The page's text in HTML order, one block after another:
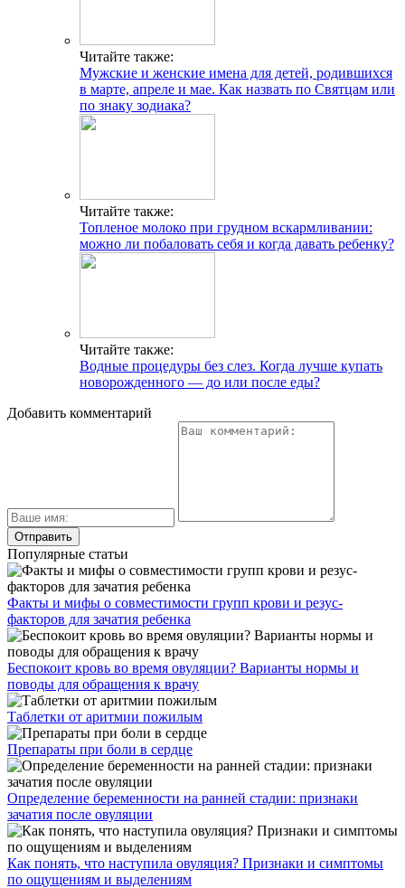
Читайте также:
Мужские и женские имена для детей, родившихся
в марте, апреле и мае. Как назвать по Святцам или
по знаку зодиака?
Читайте также:
Топленое молоко при грудном вскармливании:
можно ли побаловать себя и когда давать ребенку?
Читайте также:
Водные процедуры без слез. Когда лучше купать
новорожденного — до или после еды?
Добавить комментарий
Популярные статьи
Факты и мифы о совместимости групп крови и резус-
факторов для зачатия ребенка
Беспокоит кровь во время овуляции? Варианты нормы и
поводы для обращения к врачу
Таблетки от аритмии пожилым
Препараты при боли в сердце
Определение беременности на ранней стадии: признаки
зачатия после овуляции
Как понять, что наступила овуляция? Признаки и симптомы
по ощущениям и выделениям